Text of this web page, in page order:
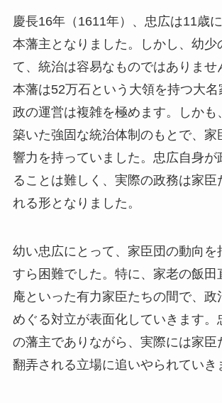
慶長16年（1611年）、忠広は11歳
本藩主となりました。しかし、幼少
て、統治は容易なものではありませ
本藩は52万石という大領を持つ大
政の運営は複雑を極めます。しかも
築いた強固な統治体制のもとで、家
響力を持っていました。忠広自身が
ることは難しく、実際の政務は家臣
れる形となりました。
幼い忠広にとって、家臣団の動向を
すら困難でした。特に、家老の飯田
庵といった有力家臣たちの間で、政
めぐる対立が表面化していきます。
の藩主でありながら、実際には家臣
翻弄される立場に追いやられていき